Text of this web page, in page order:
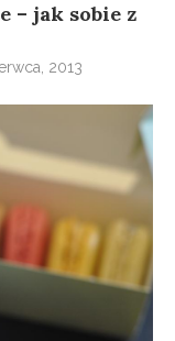
– jak sobie z
2013